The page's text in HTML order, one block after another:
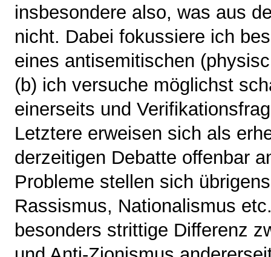
insbesondere also, was aus
nicht. Dabei fokussiere ich
eines antisemitischen
(b) ich versuche möglichst
einerseits und
Letztere erweisen sich als
derzeitigen Debatte offenbar
Probleme stellen sich
Rassismus, Nationalismus
besonders strittige Differenz